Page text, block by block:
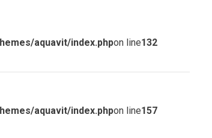
aquavit/index.phpon line132
aquavit/index.phpon line157